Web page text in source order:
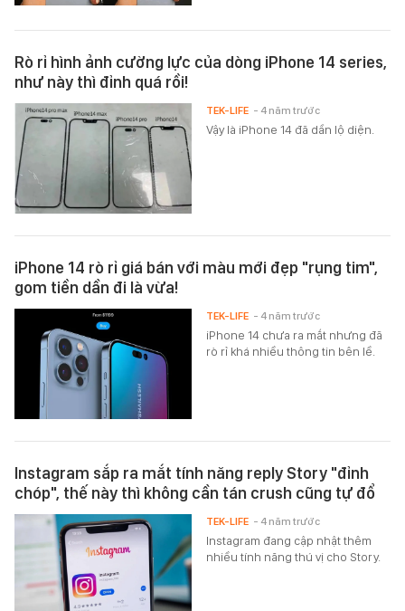
Rò rỉ hình ảnh cường lực của dòng iPhone 14 series,
như này thì đỉnh quá rồi!
Vậy là iPhone 14 đã dần lộ diện.
TEK-LIFE - 4 năm trước
iPhone 14 rò rỉ giá bán với màu mới đẹp "rụng tim",
gom tiền dần đi là vừa!
iPhone 14 chưa ra mắt nhưng đã
rò rỉ khá nhiều thông tin bên lề.
TEK-LIFE - 4 năm trước
Instagram sắp ra mắt tính năng reply Story "đỉnh
chóp", thế này thì không cần tán crush cũng tự đổ
Instagram đang cập nhật thêm
nhiều tính năng thú vị cho Story.
TEK-LIFE - 4 năm trước